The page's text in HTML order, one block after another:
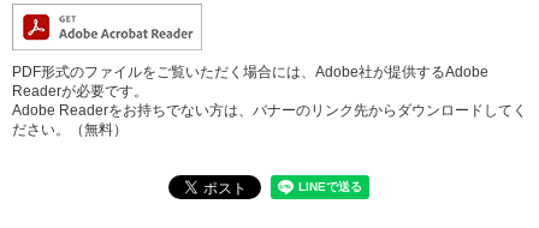
PDF形式のファイルをご覧いただく場合には、Adobe社が提供するAdobe
Readerが必要です。
Adobe Readerをお持ちでない方は、バナーのリンク先からダウンロードしてく
ださい。（無料）